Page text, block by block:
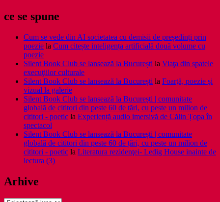
ce se spune
Cum se vede din AI societatea cu demisii de președinți prin
poezie la Cum citește inteligența artificială două volume cu
poezie
Silent Book Club se lansează la București la Viaţa din spatele
execuţiilor culturale
Silent Book Club se lansează la București la Foarţă, poezie şi
vizual la galerie
Silent Book Club se lansează la București | comunitate
globală de cititori din peste 60 de țări, cu peste un milion de
cititori - poetic la Experiență audio imersivă de Călin Țopa în
spectacol
Silent Book Club se lansează la București | comunitate
globală de cititori din peste 60 de țări, cu peste un milion de
cititori - poetic la Literatura rezidenţei- Ledig House inainte de
lectura (3)
Arhive